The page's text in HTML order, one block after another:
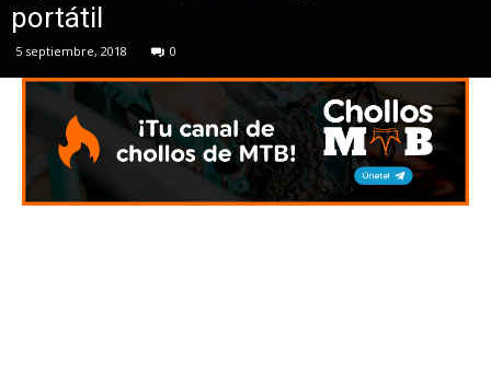
portátil
5 septiembre, 2018 0